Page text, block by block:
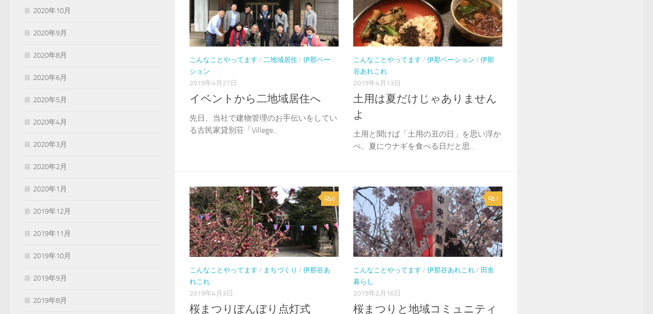
こんなことやってます / 二地域居住 / 伊那ベー
ション
2019年4月27日
イベントから二地域居住へ
先日、当社で建物管理のお手伝いをしてい
る古民家貸別荘「Villege...
こんなことやってます / 伊那ベーション / 伊那
谷あれこれ
2019年4月13日
土用は夏だけじゃありません
よ
土用と聞けば「土用の丑の日」を思い浮か
べ、夏にウナギを食べる日だと思...
0
こんなことやってます / まちづくり / 伊那谷あ
れこれ
2019年4月3日
桜まつりぼんぼり点灯式
1
こんなことやってます / 伊那谷あれこれ/ 田舎
暮らし
2019年2月16日
桜まつりと地域コミュニティ
2020年10月
2020年9月
2020年8月
2020年6月
2020年5月
2020年4月
2020年3月
2020年2月
2020年1月
2019年12月
2019年11月
2019年10月
2019年9月
2019年8月